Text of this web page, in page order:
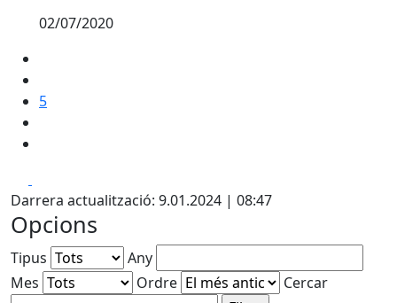
02/07/2020
5
Darrera actualització: 9.01.2024 | 08:47
Opcions
Tipus
Any
Mes
Ordre Cercar